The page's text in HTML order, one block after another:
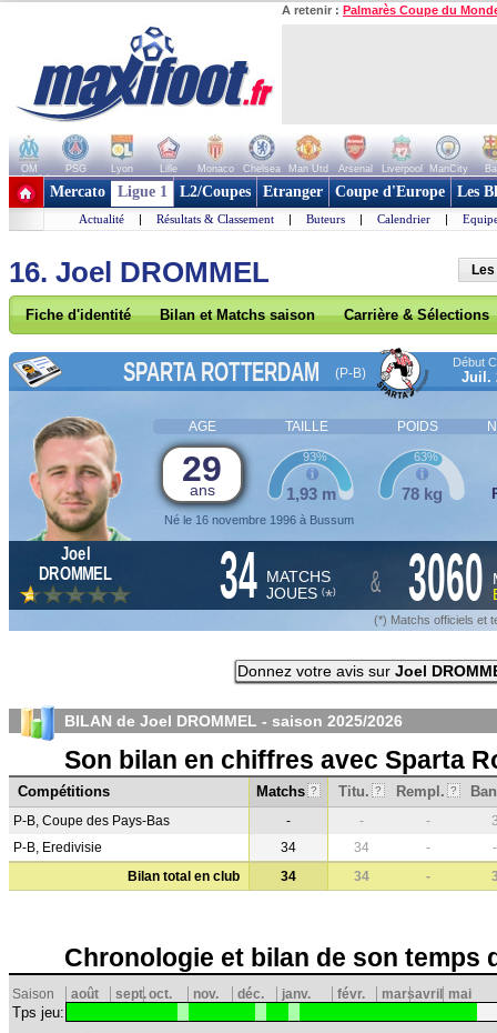
A retenir : Palmarès Coupe du
OM PSG Lyon Lille Monaco Chelsea Man Utd Arsenal Liverpool ManCity
+ de clubs
Mercato Ligue 1 L2/Coupes Etranger Coupe d'Europe Les
Actualité | Résultats & Classement | Buteurs | Calendrier |
16. Joel DROMMEL
Fiche d'identité Bilan et Matchs saison Carrière & Sélections
SPARTA ROTTERDAM (P-B)
Début
Juil.
AGE TAILLE POIDS
29
ans
Né le 16 novembre 1996 à Bussum
1,93 m
93%
78 kg
63%
Joel
DROMMEL
34 MATCHS
JOUES (*) & 3060
(*) Matchs officiels et
Donnez votre avis sur Joel
BILAN de Joel DROMMEL - saison 2025/2026
Son bilan en chiffres avec Sparta
Compétitions Matchs ? Titu. ? Rempl. ?
P-B, Coupe des Pays-Bas - - -
P-B, Eredivisie
34 34 -
-
Bilan total en club
34 34 -
Chronologie et bilan de son temps
Saison août sept.oct. nov. déc. janv. févr. marsavril mai
Tps jeu: